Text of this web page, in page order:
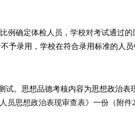
例确定体检人员，学校对考试通过
予录用，学校在符合录用标准的人员
试。思想品德考核内容为思想政治
员思想政治表现审查表》一份（附件